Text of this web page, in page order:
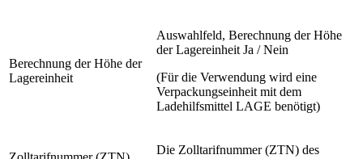
Berechnung der Höhe der
Lagereinheit
Auswahlfeld, Berechnung der Höhe
der Lagereinheit Ja / Nein
(Für die Verwendung wird eine
Verpackungseinheit mit dem
Ladehilfsmittel LAGE benötigt)
Die Zolltarifnummer (ZTN) des